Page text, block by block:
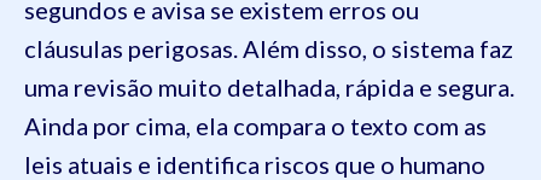
segundos e avisa se existem erros ou
cláusulas perigosas. Além disso, o sistema faz
uma revisão muito detalhada, rápida e segura.
Ainda por cima, ela compara o texto com as
leis atuais e identifica riscos que o humano